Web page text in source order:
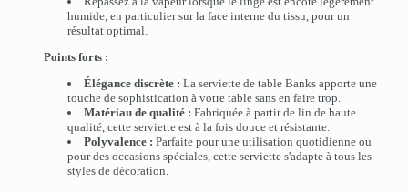
humide, en particulier sur la face interne du tissu, pour un
résultat optimal.
Points forts :
Élégance discrète : La serviette de table Banks apporte une
touche de sophistication à votre table sans en faire trop.
Matériau de qualité : Fabriquée à partir de lin de haute
qualité, cette serviette est à la fois douce et résistante.
Polyvalence : Parfaite pour une utilisation quotidienne ou
pour des occasions spéciales, cette serviette s'adapte à tous les
styles de décoration.